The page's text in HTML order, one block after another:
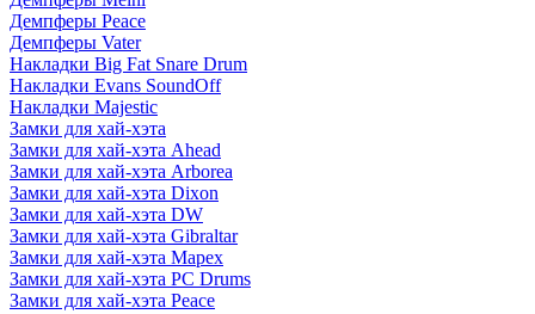
Демпферы Peace
Демпферы Vater
Накладки Big Fat Snare Drum
Накладки Evans SoundOff
Накладки Majestic
Замки для хай-хэта
Замки для хай-хэта Ahead
Замки для хай-хэта Arborea
Замки для хай-хэта Dixon
Замки для хай-хэта DW
Замки для хай-хэта Gibraltar
Замки для хай-хэта Mapex
Замки для хай-хэта PC Drums
Замки для хай-хэта Peace